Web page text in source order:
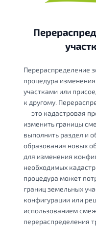
Перераспределение
процедура
участками или
к другому.
— это кадастровая
изменить границы
выполнить раздел и
образования новых
для изменения
необходимых
процедура может
границ земельных
конфигурации или
использованием
перераспределения